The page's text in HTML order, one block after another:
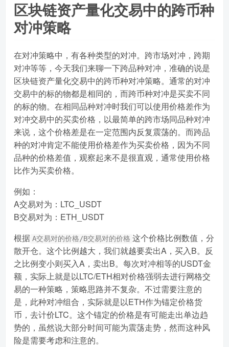
区块链资产量化交易中的跨币种
对冲策略
在对冲策略中，有各种类型的对冲。跨市场对冲，跨期
对冲等等，今天我们来聊一下跨品种对冲，准确的说是
区块链资产量化交易中的跨币种对冲策略。通常的对冲
交易中的标的物都是相同的，而跨币种对冲是买卖不同
的标的物。在相同品种对冲时我们可以使用价格差作为
对冲交易中的买卖价格，以最简单的跨市场同品种对冲
来说，这个价格差是在一定范围内反复震荡的。而跨品
种的对冲肯定不能使用价格差作为买卖价格，因为不同
品种的价格差值，观察起来不是很直观，通常使用价格
比作为买卖价格。
例如：
A交易对为：LTC_USDT
B交易对为：ETH_USDT
根据 A交易对的价格/B交易对的价格 这个价格比例数值，分
散开仓。这个比例越大，我们就越要卖出A，买入B。反
之比例变小则买入A，卖出B。每次对冲相等的USDT金
额，实际上就是以LTC/ETH相对价格强弱去进行网格交
易的一种策略，策略思路并不复杂。不过需要注意的
是，此种对冲组合，实际就是以ETH作为锚定价格货
币，去计价LTC。这个锚定的价格是有可能走出单边趋
势的，虽然说大部分时间可能为震荡走势，然而这种风
险是需要考虑和注意的。